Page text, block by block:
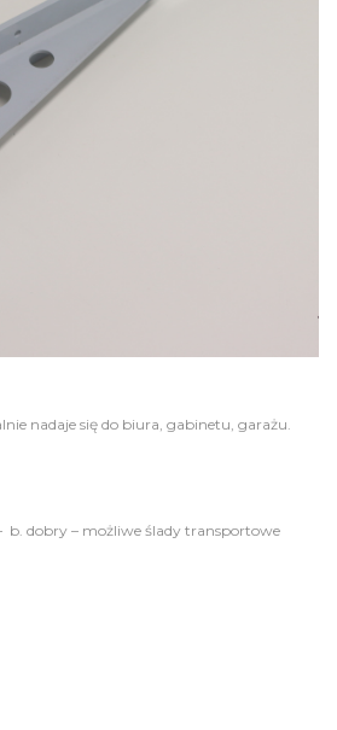
nadaje się do biura, gabinetu, garażu.
b. dobry – możliwe ślady transportowe